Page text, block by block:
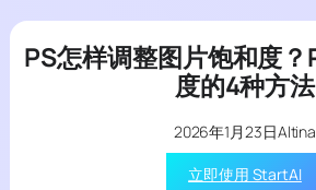
PS怎样调整图片饱和度
度的4种方法
2026年1月23日Altina
立即使用 StartAI